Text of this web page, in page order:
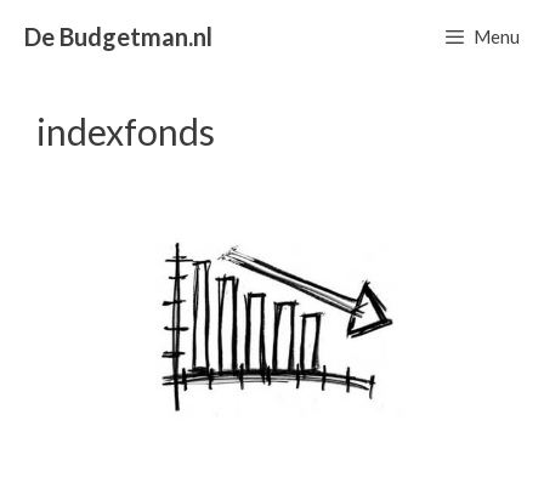
naarDe Budgetman.nl Menu
indexfonds